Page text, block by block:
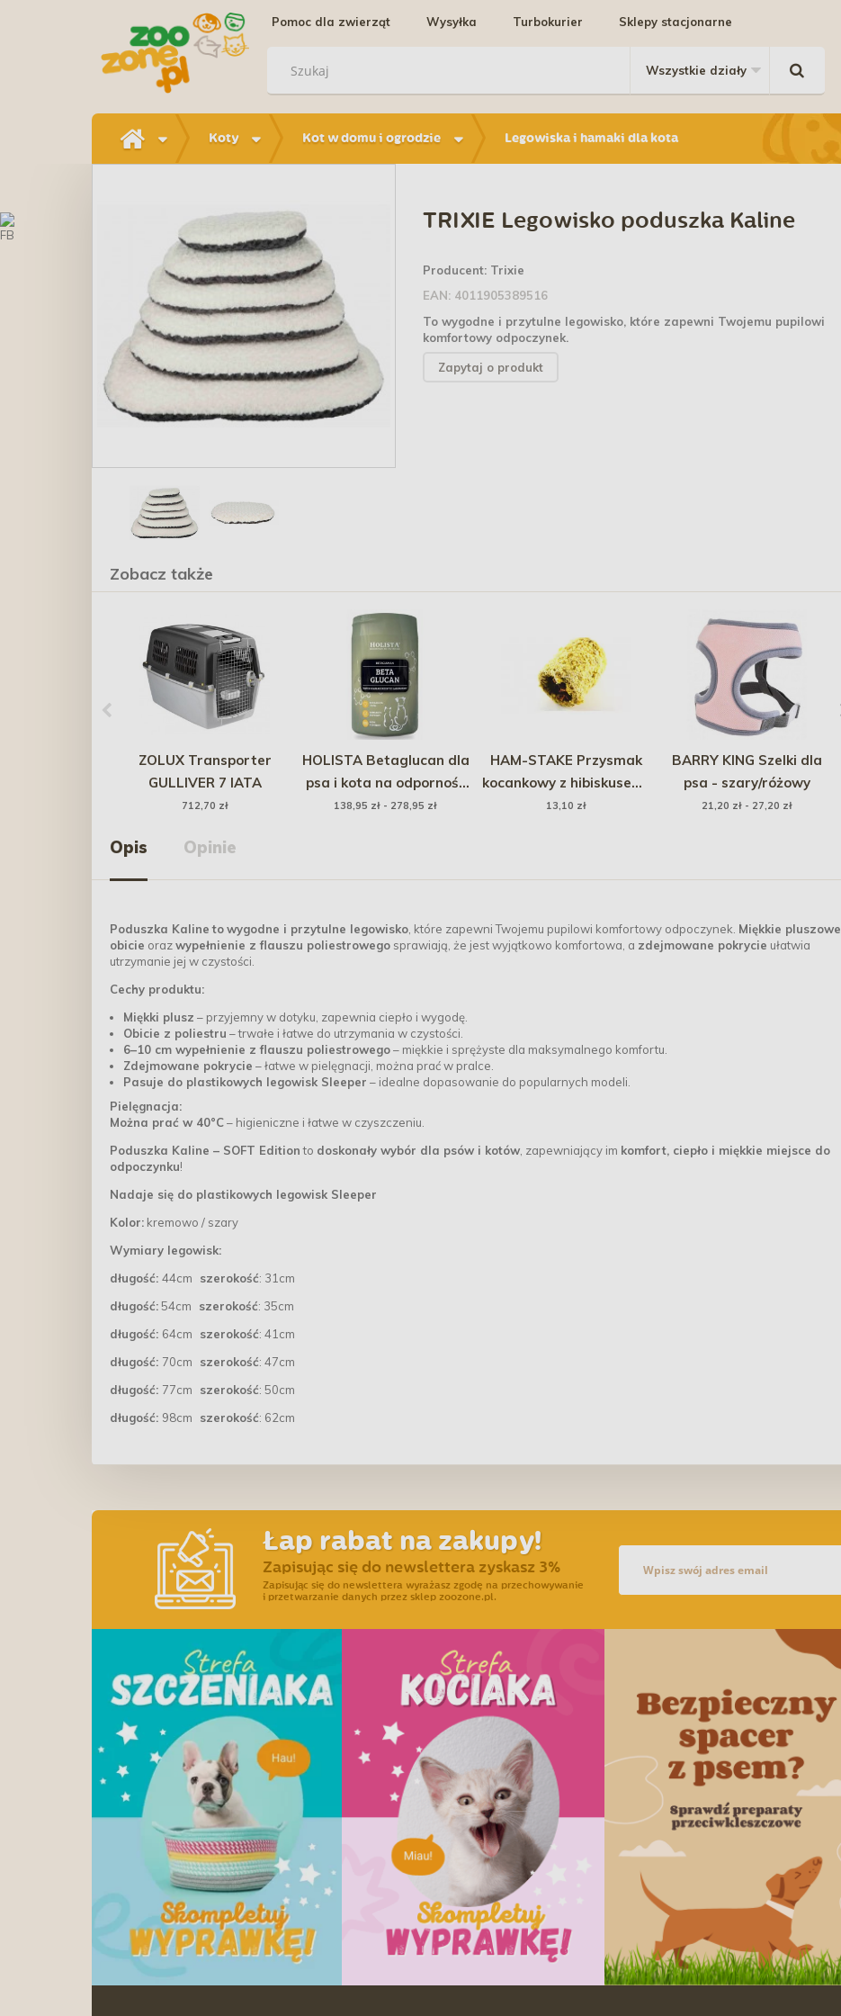
Pomoc dla zwierząt Wysyłka Turbokurier Sklepy stacjonarne
Koty Kot w domu i ogrodzie Legowiska i hamaki dla kota
TRIXIE Legowisko poduszka Kaline
Producent: Trixie
EAN: 4011905389516
To wygodne i przytulne legowisko, które zapewni Twojemu pupilowi
komfortowy odpoczynek.
Zapytaj o produkt
Zobacz także
ZOLUX Transporter
GULLIVER 7 IATA
712,70 zł
HOLISTA Betaglucan dla
psa i kota na odporność
(proszek)
138,95 zł - 278,95 zł
HAM-STAKE Przysmak
kocankowy z hibiskusem i
topinamburem
13,10 zł
BARRY KING Szelki dla
psa - szary/różowy
21,20 zł - 27,20 zł
Opis Opinie
Poduszka Kaline towygodne i przytulne legowisko, które zapewni Twojemu pupilowi komfortowy odpoczynek. Miękkie pluszowe
obicie orazwypełnienie z flauszu poliestrowego sprawiają, że jest wyjątkowo komfortowa, a zdejmowane pokrycie ułatwia
utrzymanie jej w czystości.
Cechy produktu:
Miękki plusz – przyjemny w dotyku, zapewnia ciepło i wygodę.
Obicie z poliestru – trwałe i łatwe do utrzymania w czystości.
6–10 cm wypełnienie z flauszu poliestrowego– miękkie i sprężyste dla maksymalnego komfortu.
Zdejmowane pokrycie – łatwe w pielęgnacji, można prać w pralce.
Pasuje do plastikowych legowisk Sleeper – idealne dopasowanie do popularnych modeli.
Pielęgnacja:
Można prać w 40°C– higieniczne i łatwe w czyszczeniu.
Poduszka Kaline – SOFT Editionto doskonały wybór dla psów i kotów, zapewniający im komfort, ciepło i miękkie miejsce do
odpoczynku!
Nadaje się do plastikowych legowisk Sleeper
Kolor: kremowo / szary
Wymiary legowisk:
długość: 44cm szerokość: 31cm
długość:54cm szerokość: 35cm
długość: 64cm szerokość: 41cm
długość: 70cm szerokość: 47cm
długość: 77cm szerokość: 50cm
długość: 98cm szerokość: 62cm
Łap rabat na zakupy!
Zapisując się do newslettera zyskasz 3%
Zapisując się do newslettera wyrażasz zgodę na przechowywanie
i przetwarzanie danych przez sklep zoozone.pl.